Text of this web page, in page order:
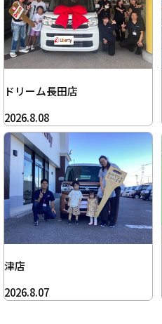
ドリーム長田店
2026.8.08
津店
2026.8.07